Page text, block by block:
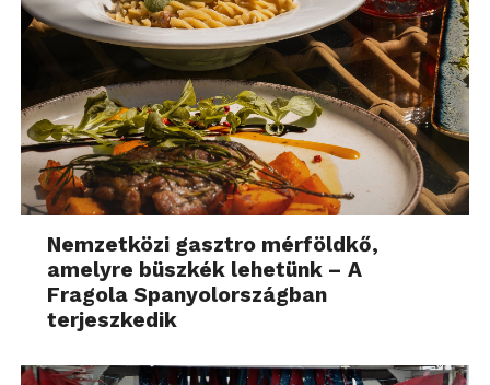
Nemzetközi gasztro mérföldkő,
amelyre büszkék lehetünk – A
Fragola Spanyolországban
terjeszkedik